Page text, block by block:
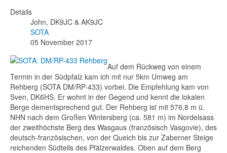
Details
John, DK9JC & AK9JC
SOTA
05 November 2017
Auf dem Rückweg von einem
Termin in der Südpfalz kam ich mit nur 5km Umweg am
Rehberg (SOTA DM/RP-433) vorbei. Die Empfehlung kam von
Sven, DK6HS. Er wohnt in der Gegend und kennt die lokalen
Berge dementsprechend gut. Der Rehberg ist mit 576,8 m ü.
NHN nach dem Großen Wintersberg (ca. 581 m) im Nordelsass
der zweithöchste Berg des Wasgaus (französisch Vasgovie), des
deutsch-französischen, von der Queich bis zur Zaberner Steige
reichenden Südteils des Pfälzerwaldes. Oben auf dem Berg